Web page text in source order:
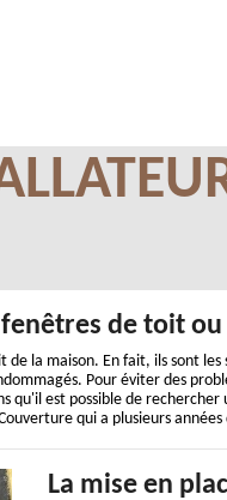
de toit
la maison. En fait, ils sont
Pour éviter des
qu'il est possible de
qui a plusieurs
La mise en